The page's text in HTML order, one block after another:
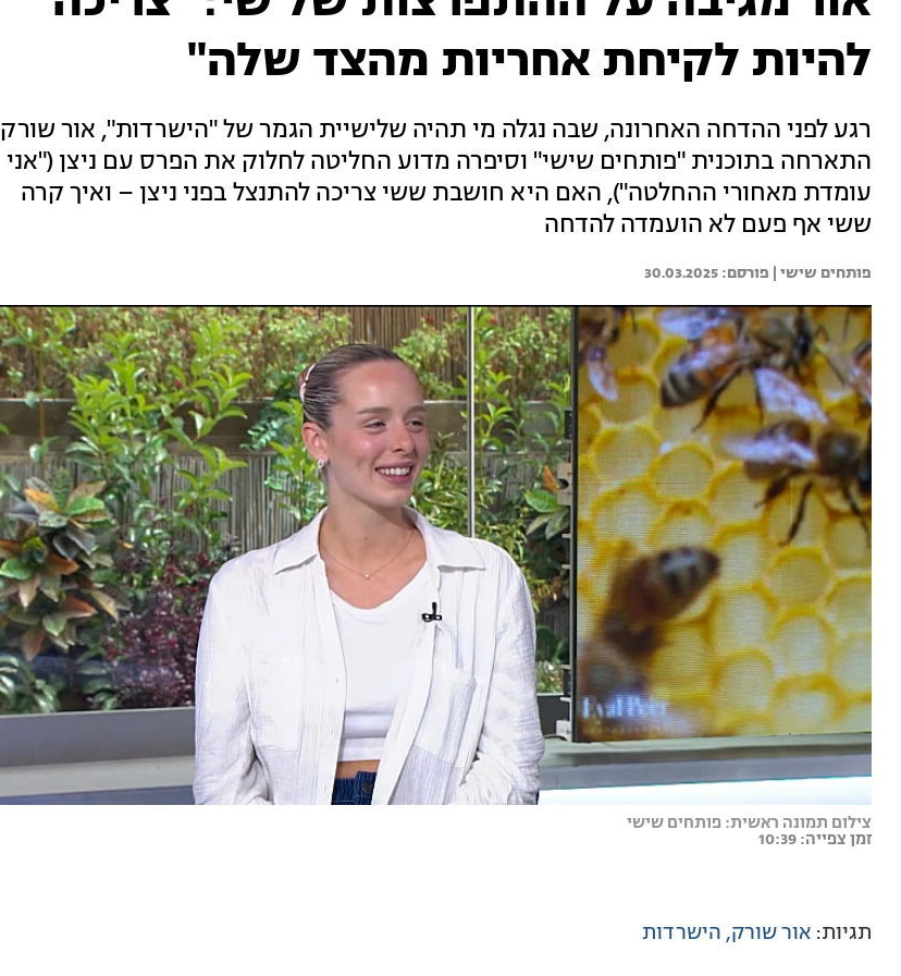
להיות לקיחת אחריות מהצד שלה"
רגע לפני ההדחה האחרונה, שבה נגלה מי תהיה שלישיית הגמר של "הישרדות", אור שורק
התארחה בתוכנית "פותחים שישי" וסיפרה מדוע החליטה לחלוק את הפרס עם ניצן ("אני
עומדת מאחורי ההחלטה"), האם היא חושבת ששי צריכה להתנצל בפני ניצן – ואיך קרה
ששי אף פעם לא הועמדה להדחה
פותחים שישי | 30.03.2025
צילום תמונה ראשית: פותחים שישי
זמן צפייה: 10:39
תגיות: אור שורק הישרדות